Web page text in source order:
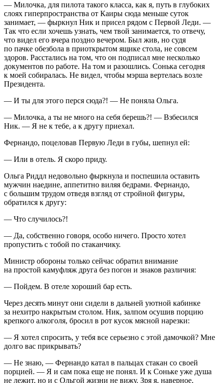
— Милочка, для пилота такого класса, как я, путь в глубоких
слоях гиперпространства от Каиры сюда меньше суток
занимает, — фыркнул Ник и присел рядом с Первой Леди. —
Так что если хочешь узнать, чем твой занимается, то отвечу,
что видел его вчера поздно вечером. Был жив, но судя
по пачке обезбола в приоткрытом ящике стола, не совсем
здоров. Расстались на том, что он подписал мне несколько
документов по работе. На том и разошлись. Сонька сегодня
к моей собиралась. Не видел, чтобы мэрша вертелась возле
Президента.
— И ты для этого перся сюда?! — Не поняла Ольга.
— Милочка, а ты не много на себя берешь?! — Взбесился
Ник. — Я не к тебе, а к другу приехал.
Фернандо, поцеловав Первую Леди в губы, шепнул ей:
— Или в отель. Я скоро приду.
Ольга Риддл недовольно фыркнула и поспешила оставить
мужчин наедине, аппетитно виляя бедрами. Фернандо,
с большим трудом отведя взгляд от стройной фигуры,
обратился к другу:
— Что случилось?!
— Да, собственно говоря, особо ничего. Просто хотел
пропустить с тобой по стаканчику.
Министр обороны только сейчас обратил внимание
на простой камуфляж друга без погон и знаков различия:
— Пойдем. В отеле хороший бар есть.
Через десять минут они сидели в дальней уютной кабинке
за нехитро накрытым столом. Ник, залпом осушив порцию
крепкого алкоголя, бросил в рот кусок мясной нарезки:
— Я хотел спросить, у тебя все серьезно с этой дамочкой? Мне
долго вас прикрывать?
— Не знаю, — Фернандо катал в пальцах стакан со своей
порцией. — Я и сам пока еще не понял. И к Соньке уже душа
не лежит, но и с Ольгой жизни не вижу. Зря я, наверное,